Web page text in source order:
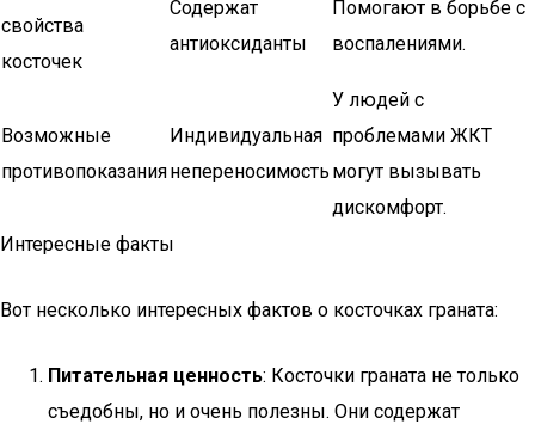
свойства
косточек
Содержат
антиоксиданты
Помогают в борьбе с
воспалениями.
Возможные
противопоказания
Индивидуальная
непереносимость
У людей с
проблемами ЖКТ
могут вызывать
дискомфорт.
Интересные факты
Вот несколько интересных фактов о косточках граната:
Питательная ценность: Косточки граната не только
съедобны, но и очень полезны. Они содержат